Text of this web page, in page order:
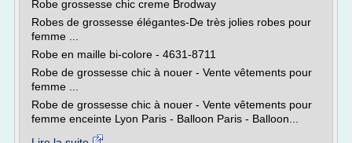
Robe grossesse chic creme Brodway
Robes de grossesse élégantes-De très jolies robes pour
femme ...
Robe en maille bi-colore - 4631-8711
Robe de grossesse chic à nouer - Vente vêtements pour
femme ...
Robe de grossesse chic à nouer - Vente vêtements pour
femme enceinte Lyon Paris - Balloon Paris - Balloon...